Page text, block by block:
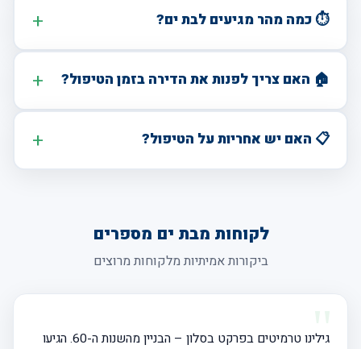
⏱️ כמה מהר מגיעים לבת ים?
🏠 האם צריך לפנות את הדירה בזמן הטיפול?
📋 האם יש אחריות על הטיפול?
לקוחות מבת ים מספרים
ביקורות אמיתיות מלקוחות מרוצים
גילינו טרמיטים בפרקט בסלון – הבניין מהשנות ה-60. הגיעו